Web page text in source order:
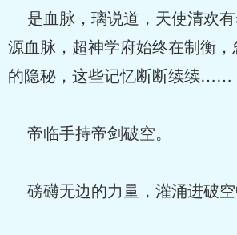
是血脉，璃说道，天使清欢
源血脉，超神学府始终在制衡
的隐秘，这些记忆断断续续……
帝临手持帝剑破空。
磅礴无边的力量，灌涌进破空